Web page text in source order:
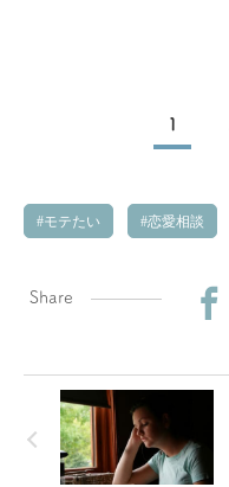
1
モテたい 恋愛相談
Share